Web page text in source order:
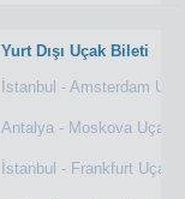
Yurt Dışı Uçak Bileti
İstanbul - Amsterdam
Antalya - Moskova Uçak
İstanbul - Frankfurt Uçak